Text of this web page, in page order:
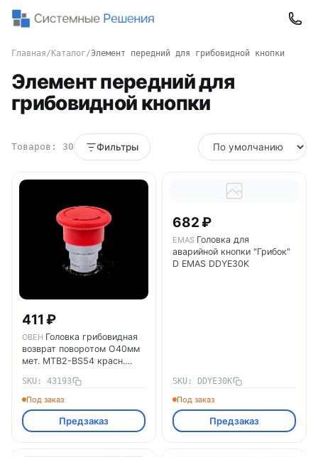
Главная/ Каталог/Элемент передний для грибовидной кнопки
Элемент передний для
грибовидной кнопки
Товаров: 30 Фильтры
411 ₽
ОВЕН Головка грибовидная
возврат поворотом O40мм
мет. MTB2-BS54 красн.
SKU: 43193
Под заказ
Предзаказ
682 ₽
EMAS Головка для
аварийной кнопки "Грибок"
D EMAS DDYE30K
SKU: DDYE30K
Под заказ
Предзаказ